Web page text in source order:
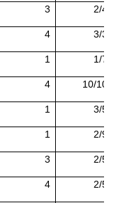
3 2/4
4 3/3
1 1/7
4 10/10
1 3/5
1 2/9
3 2/5
4 2/5